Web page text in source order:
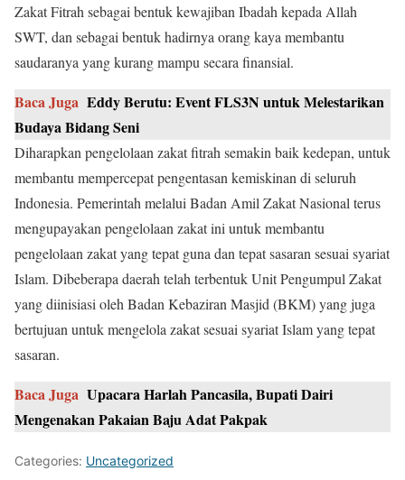
Zakat Fitrah sebagai bentuk kewajiban Ibadah kepada Allah
SWT, dan sebagai bentuk hadirnya orang kaya membantu
saudaranya yang kurang mampu secara finansial.
Baca Juga Eddy Berutu: Event FLS3N untuk Melestarikan
Budaya Bidang Seni
Diharapkan pengelolaan zakat fitrah semakin baik kedepan, untuk
membantu mempercepat pengentasan kemiskinan di seluruh
Indonesia. Pemerintah melalui Badan Amil Zakat Nasional terus
mengupayakan pengelolaan zakat ini untuk membantu
pengelolaan zakat yang tepat guna dan tepat sasaran sesuai syariat
Islam. Dibeberapa daerah telah terbentuk Unit Pengumpul Zakat
yang diinisiasi oleh Badan Kebaziran Masjid (BKM) yang juga
bertujuan untuk mengelola zakat sesuai syariat Islam yang tepat
sasaran.
Baca Juga Upacara Harlah Pancasila, Bupati Dairi
Mengenakan Pakaian Baju Adat Pakpak
Categories: Uncategorized